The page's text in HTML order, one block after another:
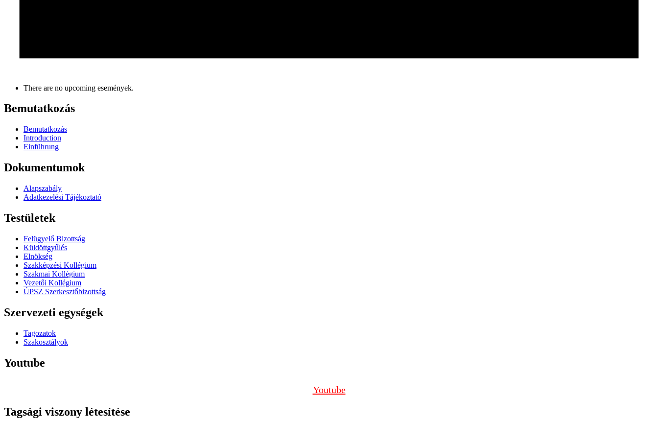
There are no upcoming események.
Bemutatkozás
Bemutatkozás
Introduction
Einführung
Dokumentumok
Alapszabály
Adatkezelési Tájékoztató
Testületek
Felügyelő Bizottság
Küldöttgyűlés
Elnökség
Szakképzési Kollégium
Szakmai Kollégium
Vezetői Kollégium
ÚPSZ Szerkesztőbizottság
Szervezeti egységek
Tagozatok
Szakosztályok
Youtube
Youtube
Tagsági viszony létesítése